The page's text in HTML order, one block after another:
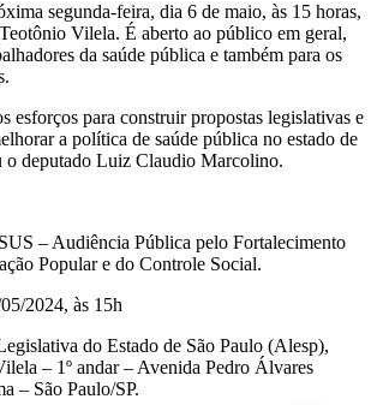
segunda-feira, dia 6 de maio, às 15 horas,
Vilela. É aberto ao público em geral,
da saúde pública e também para os
esforços para construir propostas legislativas e
a política de saúde pública no estado de
o deputado Luiz Claudio Marcolino.
– Audiência Pública pelo Fortalecimento
Popular e do Controle Social.
2024, às 15h
do Estado de São Paulo (Alesp),
– 1º andar – Avenida Pedro Álvares
– São Paulo/SP.